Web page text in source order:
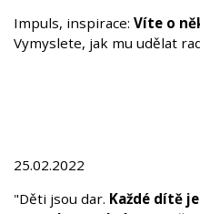
Impuls, inspirace: Víte o
Vymyslete, jak mu udělat
25.02.2022
"Děti jsou dar. Každé dítě